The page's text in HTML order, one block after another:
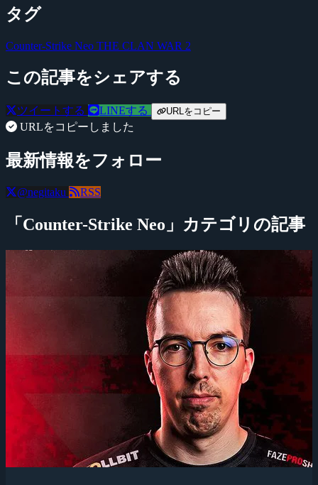
タグ
Counter-Strike Neo THE CLAN WAR 2
この記事をシェアする
ツイートする LINEする URLをコピー
URLをコピーしました
最新情報をフォロー
@negitaku RSS
「Counter-Strike Neo」カテゴリの記事